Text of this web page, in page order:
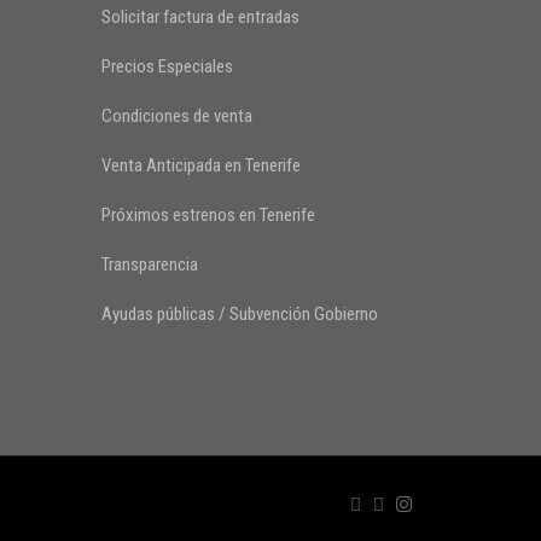
Solicitar factura de entradas
Precios Especiales
Condiciones de venta
Venta Anticipada en Tenerife
Próximos estrenos en Tenerife
Transparencia
Ayudas públicas / Subvención Gobierno